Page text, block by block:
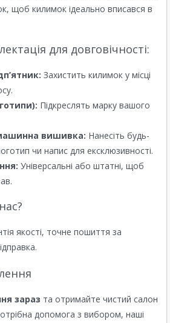
щоб килимок ідеально вписався в
для довговічності:
Захистить килимок у місці
Підкреслять марку вашого
вишивка: Нанесіть будь-
чи напис для ексклюзивності.
Універсальні або штатні, щоб
якості, точне пошиття за
зараз та отримайте чистий салон
допомога з вибором, наші